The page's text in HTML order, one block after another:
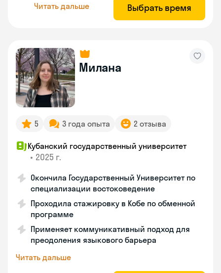
Читать дальше Выбрать время
Милана
5 3 года опыта 2 отзыва
Кубанский государственный университет
• 2025 г.
Окончила Государственный Университет по
специализации востоковедение
Проходила стажировку в Кобе по обменной
программе
Применяет коммуникативный подход для
преодоления языкового барьера
Читать дальше